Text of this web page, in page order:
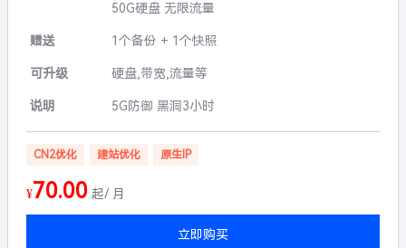
50G硬盘 无限流量
赠送 1个备份 + 1个快照
可升级 硬盘,带宽,流量等
说明 5G防御 黑洞3小时
CN2优化 建站优化 原生IP
¥70.00 起/ 月
立即购买